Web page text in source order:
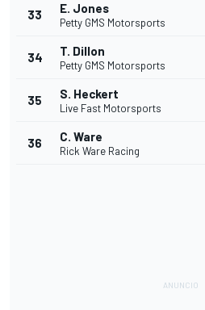
33 E. Jones
Petty GMS Motorsports
34 T. Dillon
Petty GMS Motorsports
35 S. Heckert
Live Fast Motorsports
36 C. Ware
Rick Ware Racing